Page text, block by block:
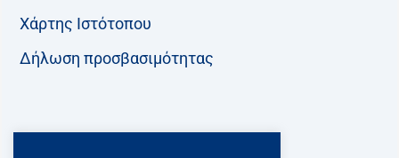
Χάρτης Ιστότοπου
Δήλωση προσβασιμότητας